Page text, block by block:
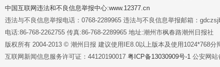
中国互联网违法和不良信息举报中心:www.12377.cn
违法与不良信息举报电话：0768-2289965 违法与不良信息举报邮箱：
电话:86-768-2262755 传真:86-768-2289965 地址:潮州市枫春路潮州日报社
版权所有 2004-2013 © 潮州日报 建议使用IE8.0以上版本及使用1024*768分
互联网新闻信息服务许可证：44120190017 粤ICP备13030909号-1 公安网站